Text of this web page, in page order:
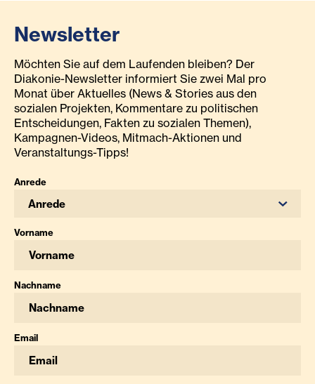
Newsletter
Möchten Sie auf dem Laufenden bleiben? Der
Diakonie-Newsletter informiert Sie zwei Mal pro
Monat über Aktuelles (News & Stories aus den
sozialen Projekten, Kommentare zu politischen
Entscheidungen, Fakten zu sozialen Themen),
Kampagnen-Videos, Mitmach-Aktionen und
Veranstaltungs-Tipps!
Anrede
Anrede
Vorname
Nachname
Email